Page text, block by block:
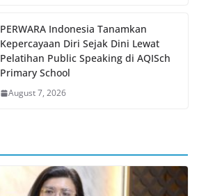
PERWARA Indonesia Tanamkan
Kepercayaan Diri Sejak Dini Lewat
Pelatihan Public Speaking di AQISch
Primary School
August 7, 2026